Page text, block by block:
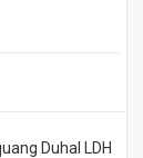
Duhal LDH